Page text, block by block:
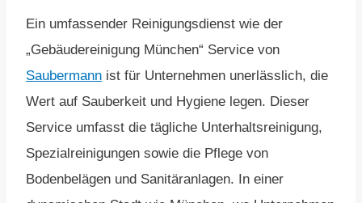
Ein umfassender Reinigungsdienst wie der
„Gebäudereinigung München“ Service von
Saubermann ist für Unternehmen unerlässlich, die
Wert auf Sauberkeit und Hygiene legen. Dieser
Service umfasst die tägliche Unterhaltsreinigung,
Spezialreinigungen sowie die Pflege von
Bodenbelägen und Sanitäranlagen. In einer